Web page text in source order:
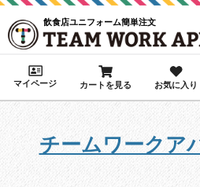
飲食店ユニフォーム簡単注文
マイページ カートを見る お気に入り
チームワークア